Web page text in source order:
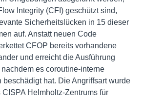
Integrity (CFI) geschützt sind,
Sicherheitslücken in 15 dieser
auf. Anstatt neuen Code
CFOP bereits vorhandene
und erreicht die Ausführung
es coroutine-interne
beschädigt hat. Die Angriffsart wurde
Helmholtz-Zentrums für